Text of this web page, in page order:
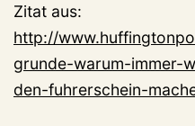
Zitat aus:
http://
grunde-warum-immer-
den-fuhrerschein-